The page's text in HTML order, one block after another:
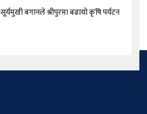
सूर्यमुखी बगानले श्रीपुरमा बढायो कृषि पर्यटन